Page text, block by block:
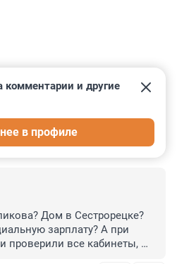
комментарии и другие
в профиле
Дом в Сестрорецке?
зарплату? А при
проверили все кабинеты,